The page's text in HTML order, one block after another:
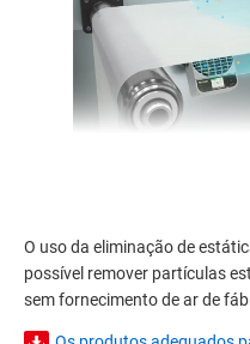
O uso da eliminação de
possível remover partículas
sem fornecimento de ar de